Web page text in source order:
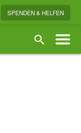
SPENDEN & HELFEN